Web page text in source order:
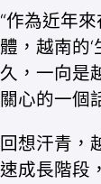
“作為近年
體，越南的
久，一向是
關心的一個
回想汗青，
速成長階段